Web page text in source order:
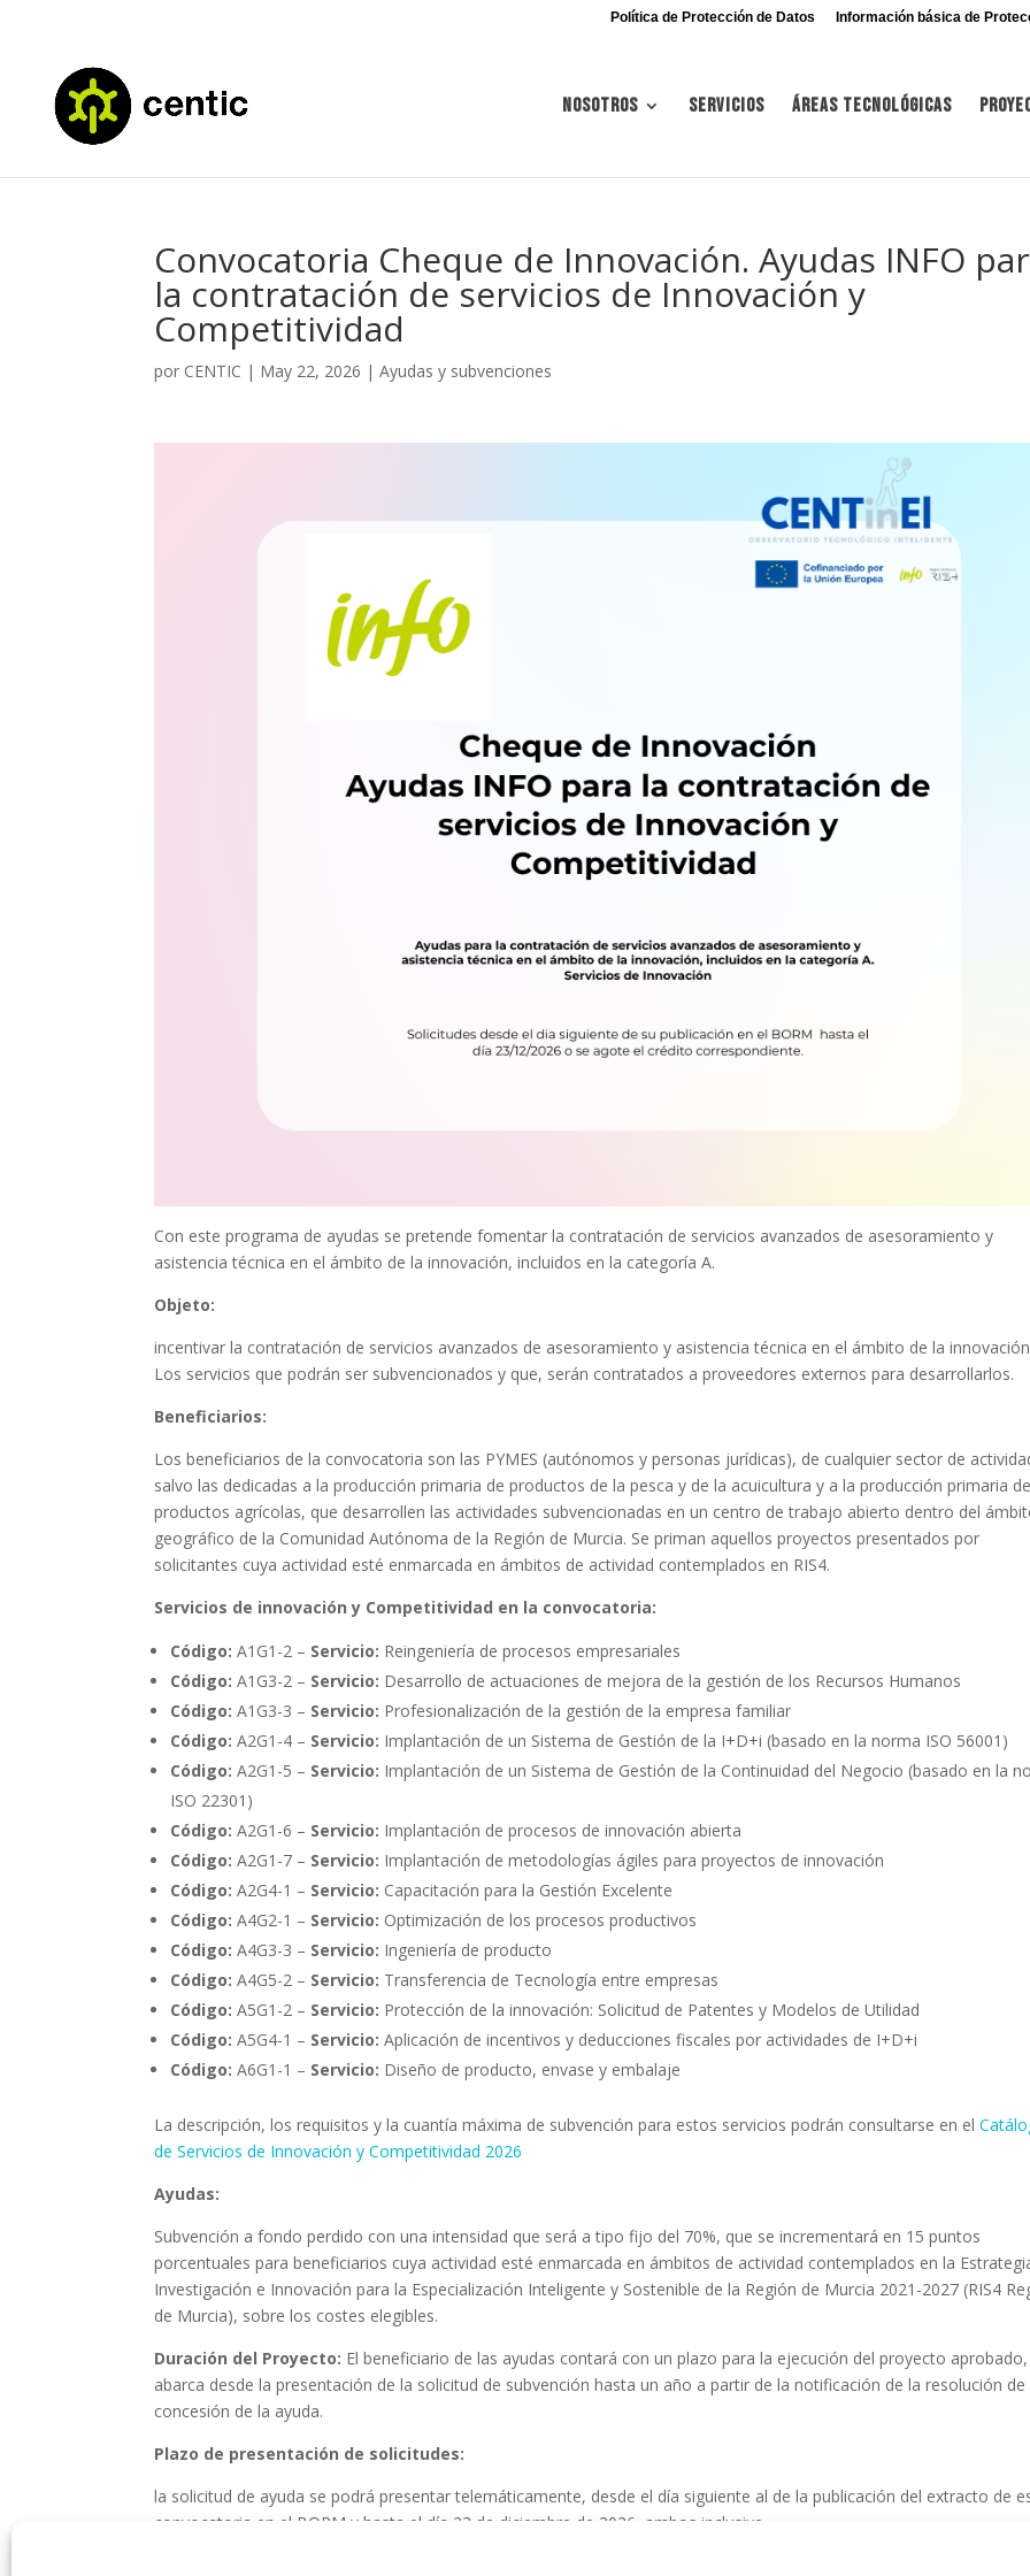
Política de Protección de Datos Información básica de
Nosotros Servicios Áreas tecnológicas
Convocatoria Cheque de Innovación. Ayudas INFO
la contratación de servicios de Innovación y
Competitividad
por CENTIC | May 22, 2026 |Ayudas y subvenciones
Con este programa de ayudas se pretende fomentar la contratación de servicios avanzados de asesoramiento y
asistencia técnica en el ámbito de la innovación, incluidos en la categoría A.
Objeto:
incentivar la contratación de servicios avanzados de asesoramiento y asistencia técnica en el ámbito de la
Los servicios que podrán ser subvencionados y que, serán contratados a proveedores externos para desarrollarlos.
Beneficiarios:
Los beneficiarios de la convocatoria son las PYMES (autónomos y personas jurídicas), de cualquier sector de
salvo las dedicadas a la producción primaria de productos de la pesca y de la acuicultura y a la producción primaria
productos agrícolas, que desarrollen las actividades subvencionadas en un centro de trabajo abierto dentro del
geográfico de la Comunidad Autónoma de la Región de Murcia. Se priman aquellos proyectos presentados por
solicitantes cuya actividad esté enmarcada en ámbitos de actividad contemplados en RIS4.
Servicios de innovación y Competitividad en la convocatoria:
Código: A1G1-2 – Servicio: Reingeniería de procesos empresariales
Código: A1G3-2 – Servicio: Desarrollo de actuaciones de mejora de la gestión de los Recursos Humanos
Código: A1G3-3 – Servicio: Profesionalización de la gestión de la empresa familiar
Código: A2G1-4 – Servicio: Implantación de un Sistema de Gestión de la I+D+i (basado en la norma ISO 56001)
Código: A2G1-5 – Servicio: Implantación de un Sistema de Gestión de la Continuidad del Negocio (basado en la
ISO 22301)
Código: A2G1-6 – Servicio: Implantación de procesos de innovación abierta
Código: A2G1-7 – Servicio: Implantación de metodologías ágiles para proyectos de innovación
Código: A2G4-1 – Servicio: Capacitación para la Gestión Excelente
Código: A4G2-1 – Servicio: Optimización de los procesos productivos
Código: A4G3-3 – Servicio: Ingeniería de producto
Código: A4G5-2 – Servicio: Transferencia de Tecnología entre empresas
Código: A5G1-2 – Servicio: Protección de la innovación: Solicitud de Patentes y Modelos de Utilidad
Código: A5G4-1 – Servicio: Aplicación de incentivos y deducciones fiscales por actividades de I+D+i
Código: A6G1-1 – Servicio: Diseño de producto, envase y embalaje
La descripción, los requisitos y la cuantía máxima de subvención para estos servicios podrán consultarse en el
de Servicios de Innovación y Competitividad 2026
Ayudas:
Subvención a fondo perdido con una intensidad que será a tipo fijo del 70%, que se incrementará en 15 puntos
porcentuales para beneficiarios cuya actividad esté enmarcada en ámbitos de actividad contemplados en la
Investigación e Innovación para la Especialización Inteligente y Sostenible de la Región de Murcia 2021-2027 (RIS4
de Murcia), sobre los costes elegibles.
Duración del Proyecto: El beneficiario de las ayudas contará con un plazo para la ejecución del proyecto
abarca desde la presentación de la solicitud de subvención hasta un año a partir de la notificación de la resolución de
concesión de la ayuda.
Plazo de presentación de solicitudes:
la solicitud de ayuda se podrá presentar telemáticamente, desde el día siguiente al de la publicación del extracto de
convocatoria en el BORM y hasta el día 23 de diciembre de 2026, ambos inclusive.